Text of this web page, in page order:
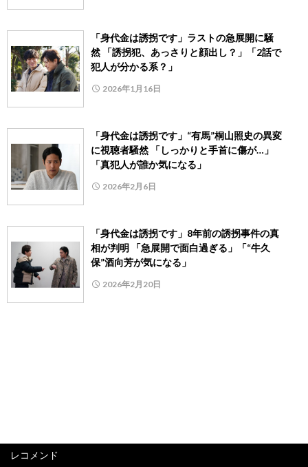
「身代金は誘拐です」ラストの急展開に騒
然 「誘拐犯、あっさりと顔出し？」「2話で
犯人が分かる系？」
2026年1月16日
「身代金は誘拐です」“有馬”桐山照史の異変
に視聴者騒然 「しっかりと手首に傷が…」
「真犯人が誰か気になる」
2026年2月6日
「身代金は誘拐です」8年前の誘拐事件の真
相が判明 「急展開で面白過ぎる」「“牛久
保”酒向芳が気になる」
2026年2月20日
レコメンド